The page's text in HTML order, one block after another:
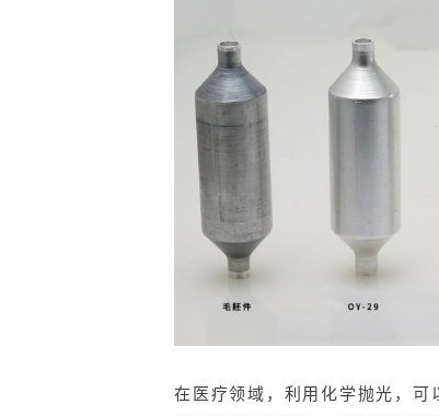
在医疗领域，利用化学抛光，可